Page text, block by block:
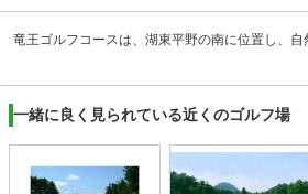
一緒に良く見られている近くのゴルフ場